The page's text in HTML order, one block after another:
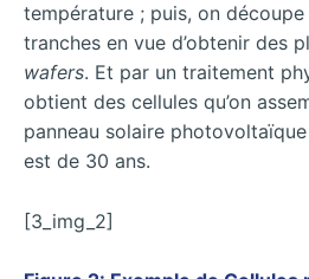
température ; puis, on
tranches en vue d’obtenir des
wafers. Et par un traitement
obtient des cellules qu’on
panneau solaire
est de 30 ans.
[3_img_2]